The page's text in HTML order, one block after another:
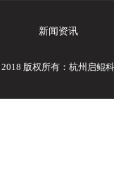
新闻资讯
版权所有：杭州启鲲